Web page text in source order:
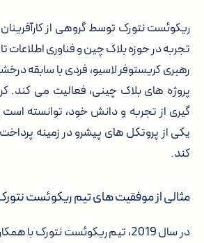
ریکوئست نتورک توسط گروهی از
تجربه در حوزه بلاک چین و فناوری
رهبری کریستوفر لاسیو، فردی با سابقه
پروژه های بلاک چینی، فعالیت می کند.
گیری از تجربه و دانش خود، توانسته است
یکی از پروتکل های پیشرو در زمینه
کند.
مثالی از موفقیت های تیم ریکوئست
در سال 2019، تیم ریکوئست نتورک